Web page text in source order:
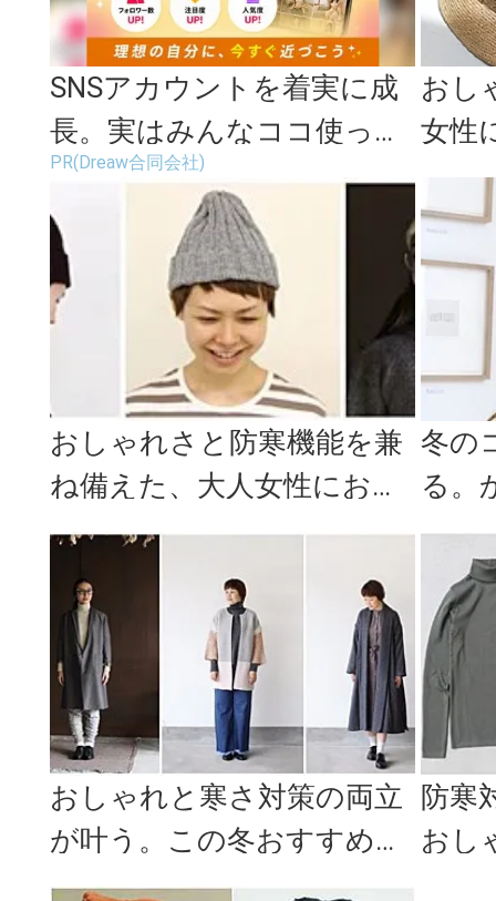
SNSアカウントを着実に成
長。実はみんなココ使って
ます。
PR(Dreaw合同会社)
おし
女性
む
おしゃれさと防寒機能を兼
ね備えた、大人女性におす
すめのニット帽特集
冬の
る。
イン
しゃ
おしゃれと寒さ対策の両立
が叶う。この冬おすすめの
大人かわいい上質なコート
防寒
おし